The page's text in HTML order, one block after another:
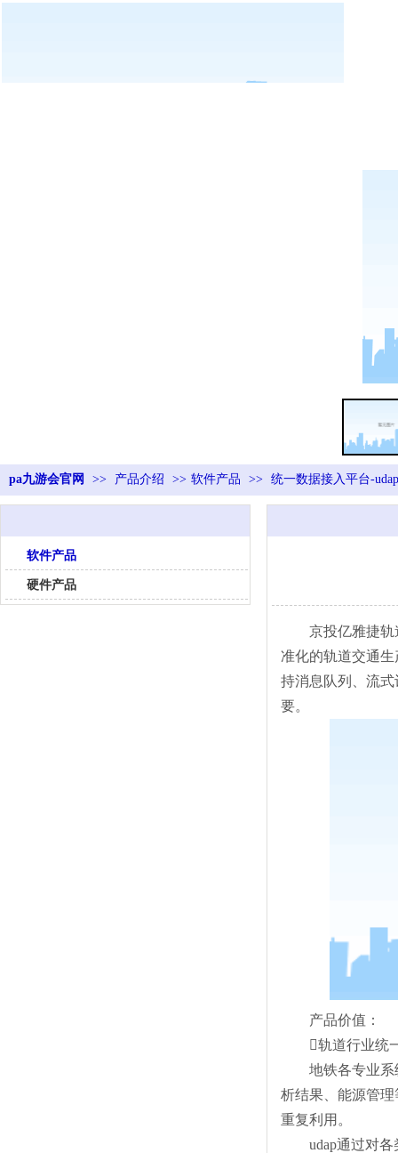
pa九游会官网 >> 产品介绍 >> 软件产品 >> 统一数据接入平台-udap
软件产品
硬件产品
京投亿雅捷
准化的轨道交通
持消息队列、流
要。
产品价值：
轨道行业统
地铁各专业系
析结果、能源管
重复利用。
udap通过对